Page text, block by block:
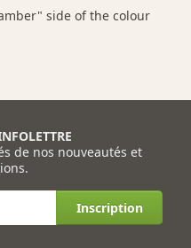
side of the colour
de nos nouveautés et
Inscription